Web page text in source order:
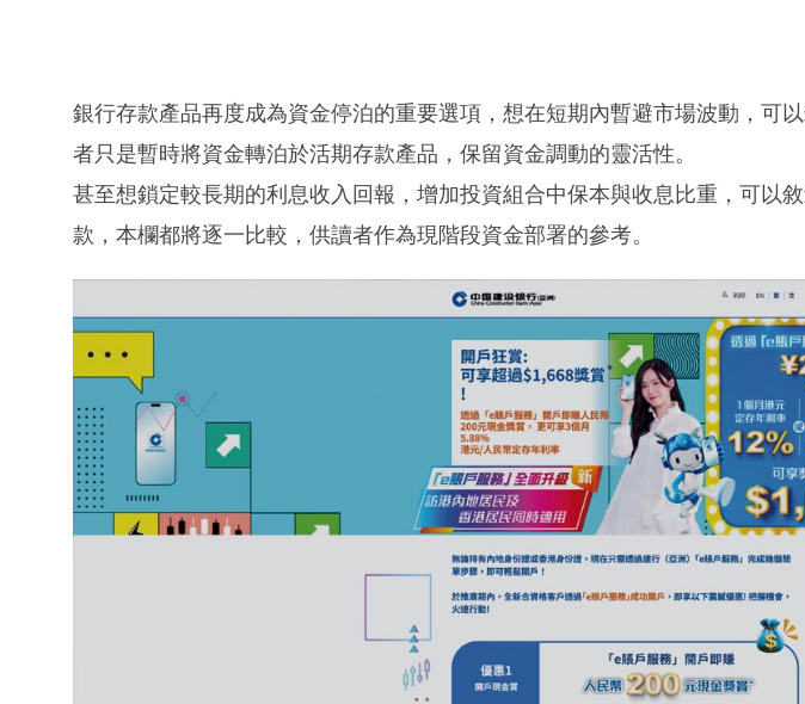
銀行存款產品再度成為資金停泊的重要選項，想在短期內暫避市場波動，可
者只是暫時將資金轉泊於活期存款產品，保留資金調動的靈活性。
甚至想鎖定較長期的利息收入回報，增加投資組合中保本與收息比重，可以
款，本欄都將逐一比較，供讀者作為現階段資金部署的參考。